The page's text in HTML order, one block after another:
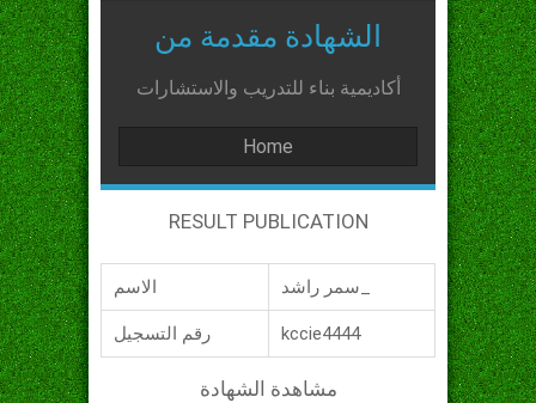
الشهادة مقدمة من
أكاديمية بناء للتدريب والاستشارات
Home
RESULT PUBLICATION
الاسم
رقم التسجيل kccie4444
مشاهدة الشهادة